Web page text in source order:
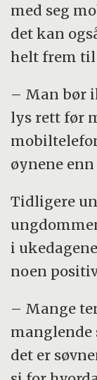
med seg
det kan
helt frem til
– Man bør
lys rett før
øynene
Tidligere
i
noen
– Mange
manglende
det er